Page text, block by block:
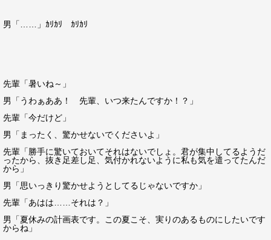
男「……」ｶﾘｶﾘ ｶﾘｶﾘ
先輩「暑いね～」
男「うわぁああ！ 先輩、いつ来たんですか！？」
先輩「今だけど」
男「まったく、驚かせないでくださいよ」
先輩「勝手に驚いておいてそれはないでしょ。君が集中してるようだ
ったから、抜き足差し足、気付かれないように私も気を遣ってたんだ
から」
男「思いっきり驚かせようとしてるじゃないですか」
先輩「あはは……それは？」
男「夏休みの計画表です。この夏こそ、実りのあるものにしたいです
からね」